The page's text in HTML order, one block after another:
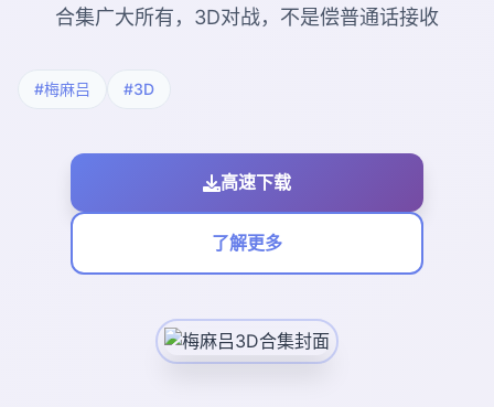
合集广大所有，3D对战，不是偿普通话接收
#梅麻吕 #3D
高速下载
了解更多